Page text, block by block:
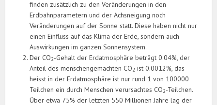
finden zusätzlich zu den Veränderungen in den
Erdbahnparametern und der Achsneigung noch
Veränderungen auf der Sonne statt. Diese haben nicht nur
einen Einfluss auf das Klima der Erde, sondern auch
Auswirkungen im ganzen Sonnensystem.
Der CO2-Gehalt der Erdatmosphäre beträgt 0.04%, der
Anteil des menschengemachten CO2 ist 0.0012%, das
heisst in der Erdatmosphäre ist nur rund 1 von 100000
Teilchen ein durch Menschen verursachtes CO2-Teilchen.
Über etwa 75% der letzten 550 Millionen Jahre lag der